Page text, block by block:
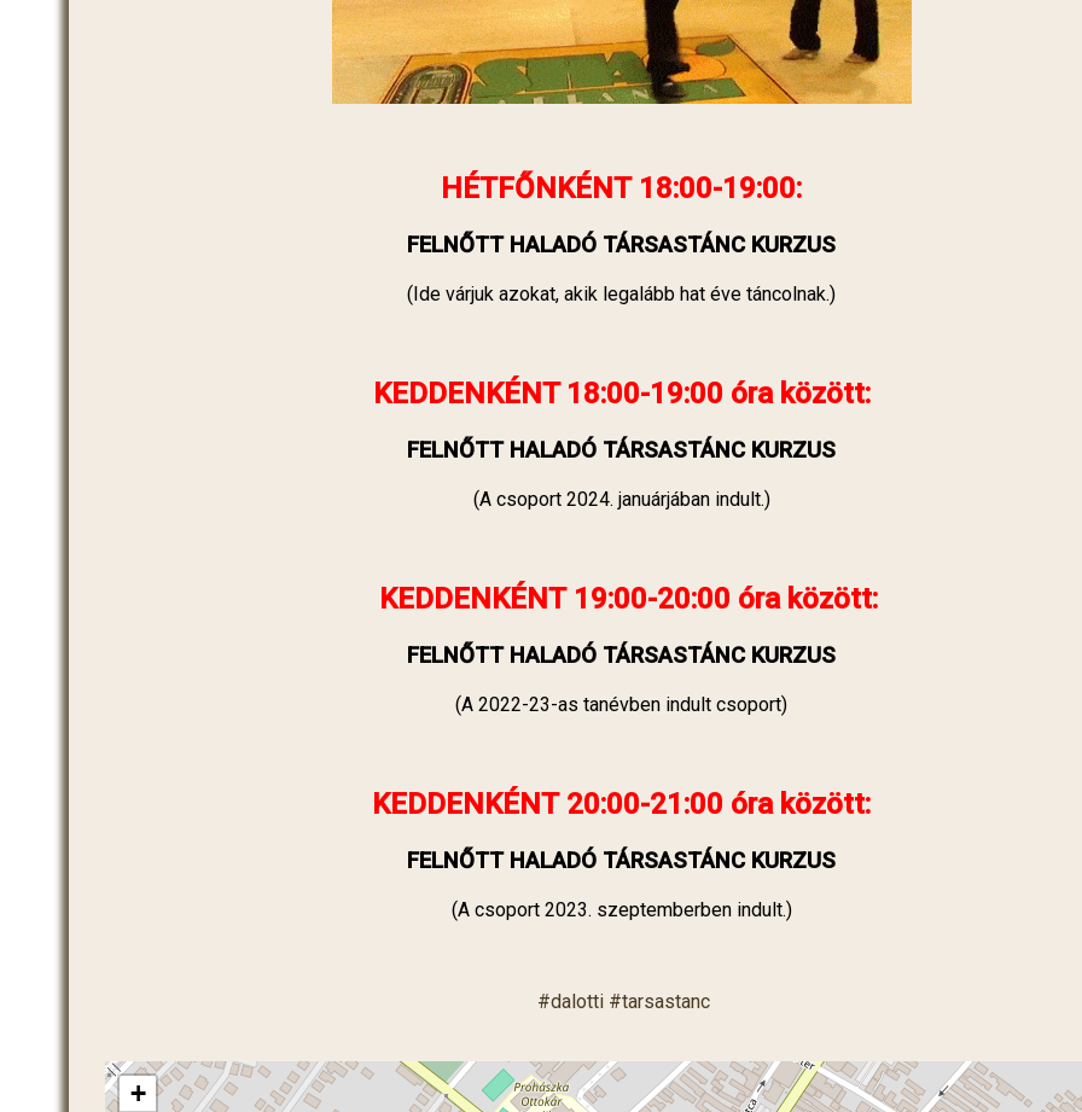
HÉTFŐNKÉNT18:00-19:00:
FELNŐTT HALADÓ TÁRSASTÁNC KURZUS
(Ide várjuk azokat, akik legalább hat éve táncolnak.)
KEDDENKÉNT18:00-19:00 óra között:
FELNŐTT HALADÓ TÁRSASTÁNC KURZUS
(A csoport 2024. januárjában indult.)
KEDDENKÉNT 19:00-20:00 óra között:
FELNŐTT HALADÓ TÁRSASTÁNC KURZUS
(A 2022-23-as tanévben indult csoport)
KEDDENKÉNT20:00-21:00 óra között:
FELNŐTT HALADÓ TÁRSASTÁNC KURZUS
(A csoport 2023. szeptemberben indult.)
#dalotti #tarsastanc
+